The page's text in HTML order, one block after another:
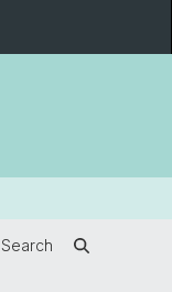
Search